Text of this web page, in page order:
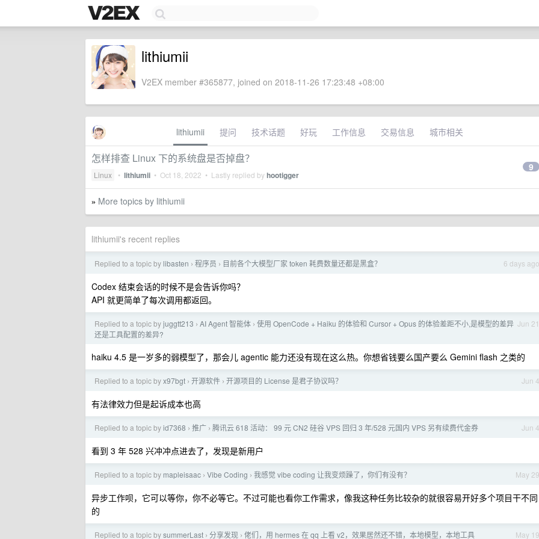
lithiumii
V2EX member #365877, joined on 2018-11-26 17:23:48 +08:00
lithiumii 提问 技术话题 好玩 工作信息 交易信息 城市相关
怎样排查 Linux 下的系统盘是否掉盘？
Linux • lithiumii • Oct 18, 2022 • Lastly replied byhootigger
9
» More topics by lithiumii
lithiumii's recent replies
6 days ago
Replied to a topic by libasten › 程序员 › 目前各个大模型厂家 token 耗费数量还都是黑盒？
Codex 结束会话的时候不是会告诉你吗？
API 就更简单了每次调用都返回。
Jun 21
Replied to a topic byjuggtt213 › AI Agent 智能体 › 使用 OpenCode + Haiku 的体验和 Cursor + Opus 的体验差距不小,是模型的差异
还是工具配置的差异?
haiku 4.5 是一岁多的弱模型了，那会儿 agentic 能力还没有现在这么热。你想省钱要么国产要么 Gemini flash 之类的
Jun 4
Replied to a topic byx97bgt › 开源软件 › 开源项目的 License 是君子协议吗？
有法律效力但是起诉成本也高
Jun 4
Replied to a topic byid7368 › 推广 › 腾讯云 618 活动： 99 元 CN2 硅谷 VPS 回归 3 年/528 元国内 VPS 另有续费代金券
看到 3 年 528 兴冲冲点进去了，发现是新用户
May 29
Replied to a topic by mapleisaac › Vibe Coding › 我感觉 vibe coding 让我变烦躁了，你们有没有？
异步工作呗，它可以等你，你不必等它。不过可能也看你工作需求，像我这种任务比较杂的就很容易开好多个项目干不同
的
May 19
Replied to a topic bysummerLast › 分享发现 › 佬们，用 hermes 在 qq 上看 v2，效果居然还不错，本地模型，本地工具